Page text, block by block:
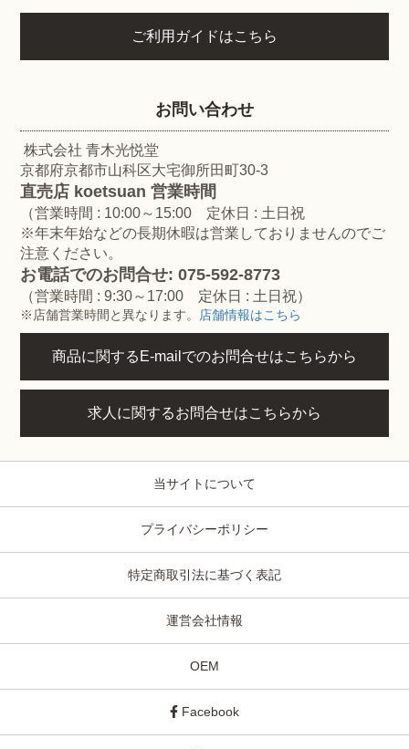
ご利用ガイドはこちら
お問い合わせ
株式会社 青木光悦堂
京都府京都市山科区大宅御所田町30-3
直売店 koetsuan 営業時間
（営業時間 : 10:00～15:00 定休日 : 土日祝
※年末年始などの長期休暇は営業しておりませんのでご
注意ください。
お電話でのお問合せ: 075-592-8773
（営業時間 : 9:30～17:00 定休日 : 土日祝）
※店舗営業時間と異なります。 店舗情報はこちら
商品に関するE-mailでのお問合せはこちらから
求人に関するお問合せはこちらから
当サイトについて
プライバシーポリシー
特定商取引法に基づく表記
運営会社情報
OEM
Facebook